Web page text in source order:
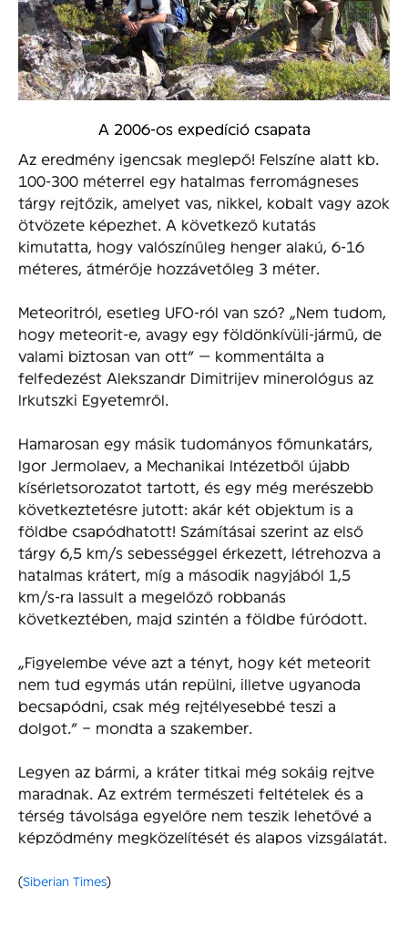
A 2006-os expedíció csapata
Az eredmény igencsak meglepő! Felszíne alatt kb.
100-300 méterrel egy hatalmas ferromágneses
tárgy rejtőzik, amelyet vas, nikkel, kobalt vagy azok
ötvözete képezhet. A következő kutatás
kimutatta, hogy valószínűleg henger alakú, 6-16
méteres, átmérője hozzávetőleg 3 méter.
Meteoritról, esetleg UFO-ról van szó? „Nem tudom,
hogy meteorit-e, avagy egy földönkívüli-jármű, de
valami biztosan van ott” — kommentálta a
felfedezést Alekszandr Dimitrijev minerológus az
Irkutszki Egyetemről.
Hamarosan egy másik tudományos főmunkatárs,
Igor Jermolaev, a Mechanikai Intézetből újabb
kísérletsorozatot tartott, és egy még merészebb
következtetésre jutott: akár két objektum is a
földbe csapódhatott! Számításai szerint az első
tárgy 6,5 km/s sebességgel érkezett, létrehozva a
hatalmas krátert, míg a második nagyjából 1,5
km/s-ra lassult a megelőző robbanás
következtében, majd szintén a földbe fúródott.
„Figyelembe véve azt a tényt, hogy két meteorit
nem tud egymás után repülni, illetve ugyanoda
becsapódni, csak még rejtélyesebbé teszi a
dolgot.” – mondta a szakember.
Legyen az bármi, a kráter titkai még sokáig rejtve
maradnak. Az extrém természeti feltételek és a
térség távolsága egyelőre nem teszik lehetővé a
képződmény megközelítését és alapos vizsgálatát.
(Siberian Times)